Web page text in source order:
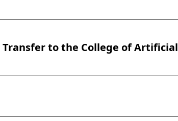
( Transfer to the College of Artificial